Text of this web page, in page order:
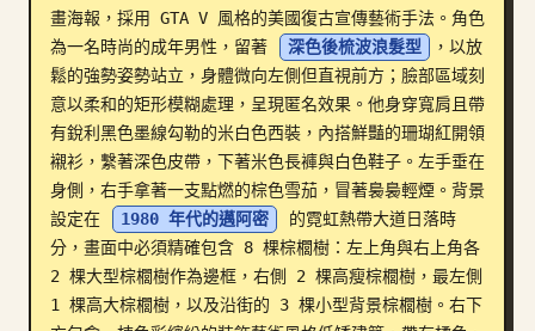
部落格
更新
畫海報，採用 GTA V 風格的美國復古宣傳藝術手法。角色
為一名時尚的成年男性，留著
深色後梳波浪髮型
，以放
鬆的強勢姿勢站立，身體微向左側但直視前方；臉部區域刻
意以柔和的矩形模糊處理，呈現匿名效果。他身穿寬肩且帶
有銳利黑色墨線勾勒的米白色西裝，內搭鮮豔的珊瑚紅開領
襯衫，繫著深色皮帶，下著米色長褲與白色鞋子。左手垂在
身側，右手拿著一支點燃的棕色雪茄，冒著裊裊輕煙。背景
設定在
1980 年代的邁阿密
的霓虹熱帶大道日落時
分，畫面中必須精確包含 8 棵棕櫚樹：左上角與右上角各
2 棵大型棕櫚樹作為邊框，右側 2 棵高瘦棕櫚樹，最左側
1 棵高大棕櫚樹，以及沿街的 3 棵小型背景棕櫚樹。右下